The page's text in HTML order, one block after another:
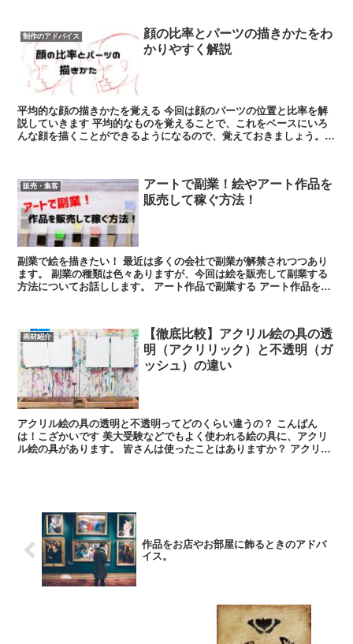
制作のアドバイス
顔の比率とパーツの描きかたをわ
かりやすく解説
平均的な顔の描きかたを覚える 今回は顔のパーツの位置と比率を解
説していきます 平均的なものを覚えることで、これをベースにいろ
んな顔を描くことができるようになるので、覚えておきましょう。
販売・集客
アートで副業！絵やアート作品を
販売して稼ぐ方法！
副業で絵を描きたい！ 最近は多くの会社で副業が解禁されつつあり
ます。 副業の種類は色々ありますが、今回は絵を販売して副業する
方法についてお話しします。 アート作品で副業する アート作品を販
画材紹介
【徹底比較】アクリル絵の具の透
明（アクリリック）と不透明（ガ
ッシュ）の違い
アクリル絵の具の透明と不透明ってどのくらい違うの？ こんばん
は！こざかいです 美大受験などでもよく使われる絵の具に、アクリ
ル絵の具があります。 皆さんは使ったことはありますか？ アクリル
作品をお店やお部屋に飾るときのアドバ
イス。